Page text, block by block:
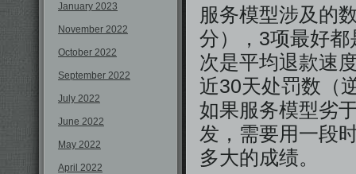
January 2023
November 2022
October 2022
September 2022
July 2022
June 2022
May 2022
April 2022
服务模型涉及的
分），3项最好
次是平均退款速
近30天处罚数（
如果服务模型劣
发，需要用一段
多大的成绩。